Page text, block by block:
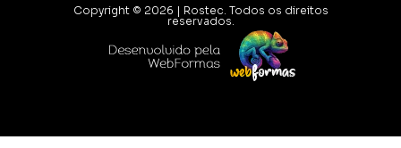
Copyright © 2026 | Rostec. Todos os direitos
reservados.